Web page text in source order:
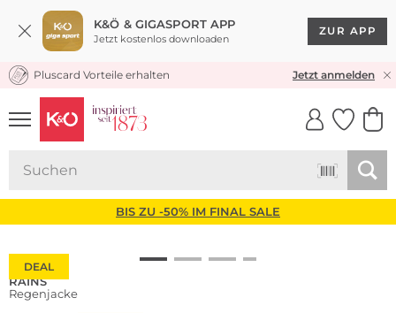
K&Ö & GIGASPORT APP
Jetzt kostenlos downloaden
ZUR APP
KOSTENLOSER VERSAND* & RÜCKVERSAND
Pluscard Vorteile erhalten Jetzt anmelden
UNSERE APP
CLICK &
BIS ZU -50% IM FINAL SALE
DEAL
RAINS
Regenjacke